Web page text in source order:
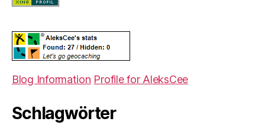
Blog Information Profile for AleksCee
Schlagwörter